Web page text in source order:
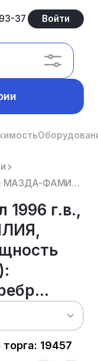
37 Войти
Легковой универсал 1996 г.в., VIN: МАЗДА-ФАМИЛИЯ, WFУ10- 509356, мощность двигателя (кВт/л.с.): 105....
1996 г.в.,
19457